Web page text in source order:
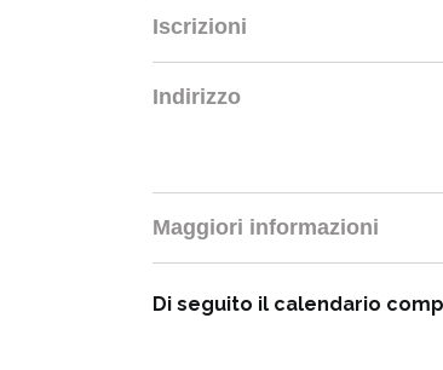
Iscrizioni
Indirizzo
Maggiori informazioni
Di seguito il calendario